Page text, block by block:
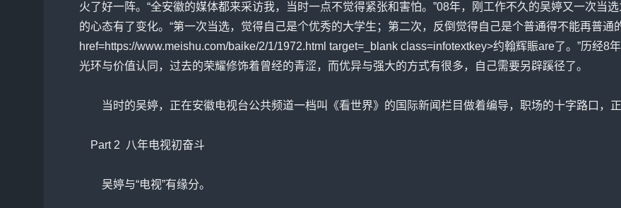
火了好一阵。“全安徽的媒体都来采访我，当时一点不觉得紧张和害怕。”08年，刚工作不久的吴婷又一次当
的心态有了变化。“第一次当选，觉得自己是个优秀的大学生；第二次，反倒觉得自己是个普通得不能再普
href=https://www.meishu.com/baike/2/1/1972.html target=_blank class=infotextkey>约翰辉賑are了。”历经8
光环与价值认同，过去的荣耀修饰着曾经的青涩，而优异与强大的方式有很多，自己需要另辟蹊径了。
当时的吴婷，正在安徽电视台公共频道一档叫《看世界》的国际新闻栏目做着编导，职场的十字路口，正
Part 2 八年电视初奋斗
吴婷与“电视”有缘分。